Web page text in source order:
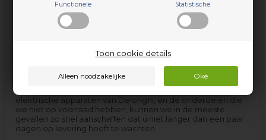
Functionele Statistische
Toon cookie details
van Delonghi vindt u bij Nettoparts. We hebben een
elektrische apparaten van Delonghi, en de onderdelen die
we niet op voorraad hebben, kunnen we in de meeste
gevallen zo snel aanschaffen dat u niet langer dan een paar
dagen op levering hoeft te wachten.